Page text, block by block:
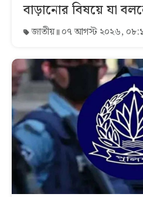
বাড়ানোর বিষয়ে যা
জাতীয় ০৭ আগস্ট ২০২৬,